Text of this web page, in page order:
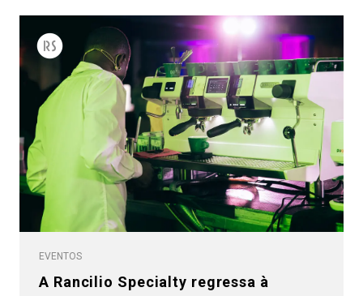
EVENTOS
A Rancilio Specialty regressa à